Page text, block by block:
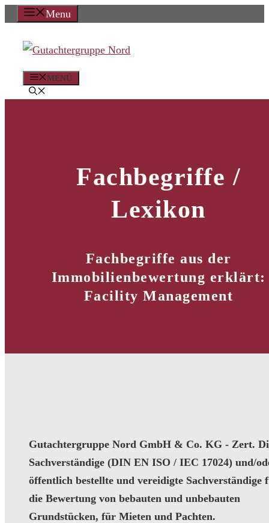
Zum
springen
Menu
MENÜ
Fachbegriffe /
Lexikon
Fachbegriffe aus der
Immobilienbewertung erklärt:
Facility Management
Gutachtergruppe Nord GmbH & Co. KG - Zert.
Sachverständige (DIN EN ISO / IEC 17024) und/
öffentlich bestellte und vereidigte Sachverständige
die Bewertung von bebauten und unbebauten
Grundstücken, für Mieten und Pachten.